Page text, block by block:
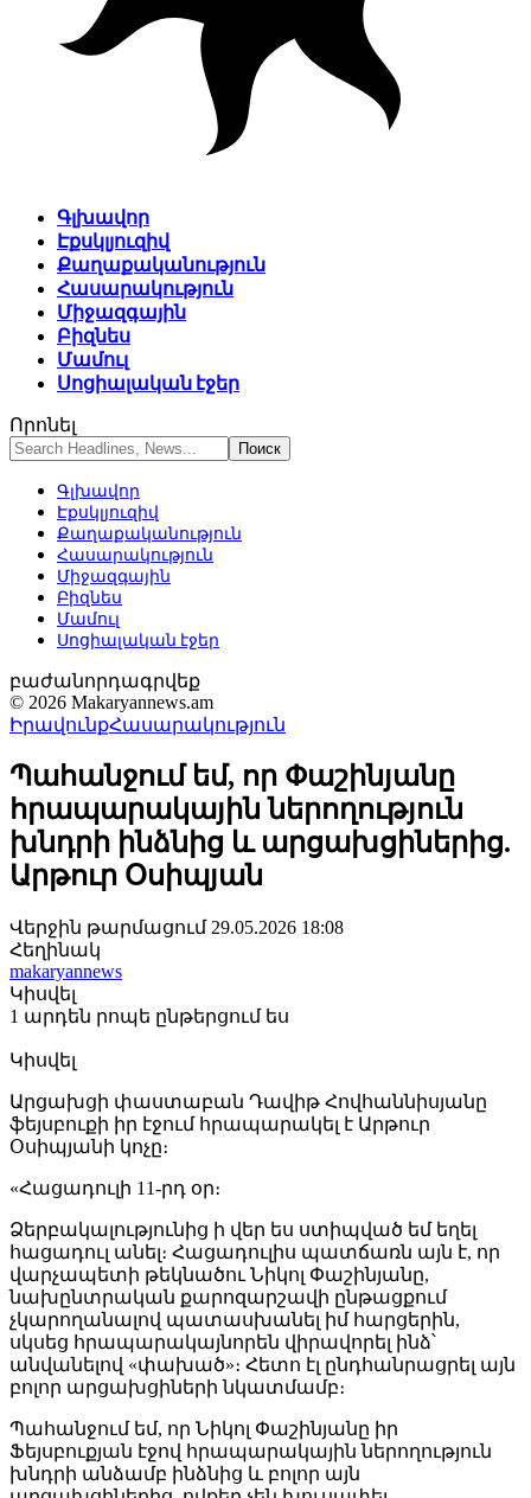
Գլխավոր
Էքսկլյուզիվ
Քաղաքականություն
Հասարակություն
Միջազգային
Բիզնես
Մամուլ
Սոցիալական էջեր
Որոնել
Գլխավոր
Էքսկլյուզիվ
Քաղաքականություն
Հասարակություն
Միջազգային
Բիզնես
Մամուլ
Սոցիալական էջեր
բաժանորդագրվեք
© 2026 Makaryannews.am
ԻրավունքՀասարակություն
Պահանջում եմ, որ Փաշինյանը
հրապարակային ներողություն
խնդրի ինձնից և արցախցիներից.
Արթուր Օսիպյան
Վերջին թարմացում 29.05.2026 18:08
Հեղինակ
makaryannews
Կիսվել
1 արդեն րոպե ընթերցում ես
Կիսվել
Արցախցի փաստաբան Դավիթ Հովհաննիսյանը
ֆեյսբուքի իր էջում հրապարակել է Արթուր
Օսիպյանի կոչը։
«Հացադուլի 11-րդ օր։
Ձերբակալությունից ի վեր ես ստիպված եմ եղել
հացադուլ անել։ Հացադուլիս պատճառն այն է, որ
վարչապետի թեկնածու Նիկոլ Փաշինյանը,
նախընտրական քարոզարշավի ընթացքում
չկարողանալով պատասխանել իմ հարցերին,
սկսեց հրապարակայնորեն վիրավորել ինձ՝
անվանելով «փախած»։ Հետո էլ ընդհանրացրել այն
բոլոր արցախցիների նկատմամբ։
Պահանջում եմ, որ Նիկոլ Փաշինյանը իր
Ֆեյսբուքյան էջով հրապարակային ներողություն
խնդրի անձամբ ինձնից և բոլոր այն